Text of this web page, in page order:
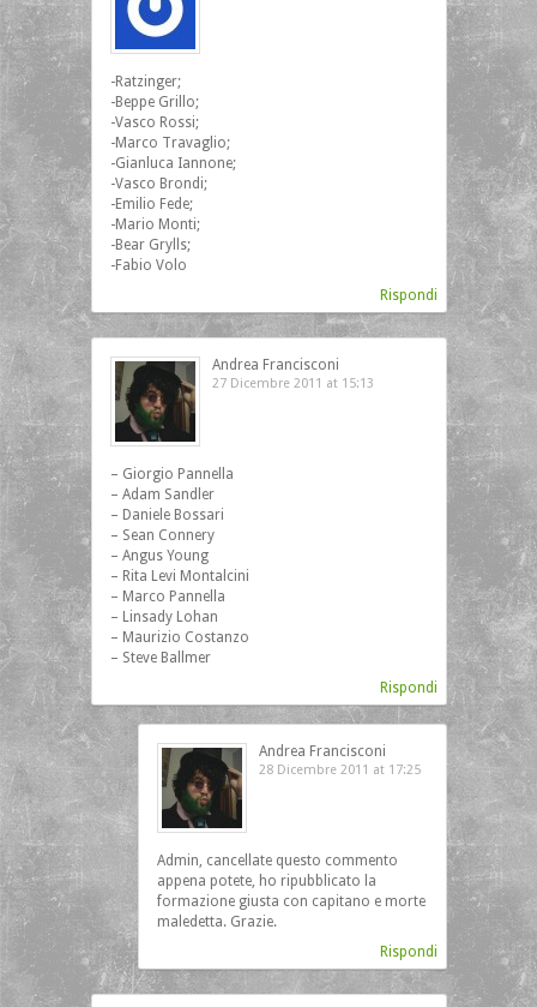
-Ratzinger;
-Beppe Grillo;
-Vasco Rossi;
-Marco Travaglio;
-Gianluca Iannone;
-Vasco Brondi;
-Emilio Fede;
-Mario Monti;
-Bear Grylls;
-Fabio Volo
Rispondi
Andrea Francisconi
27 Dicembre 2011 at 15:13
– Giorgio Pannella
– Adam Sandler
– Daniele Bossari
– Sean Connery
– Angus Young
– Rita Levi Montalcini
– Marco Pannella
– Linsady Lohan
– Maurizio Costanzo
– Steve Ballmer
Rispondi
Andrea Francisconi
28 Dicembre 2011 at 17:25
Admin, cancellate questo commento
appena potete, ho ripubblicato la
formazione giusta con capitano e morte
maledetta. Grazie.
Rispondi